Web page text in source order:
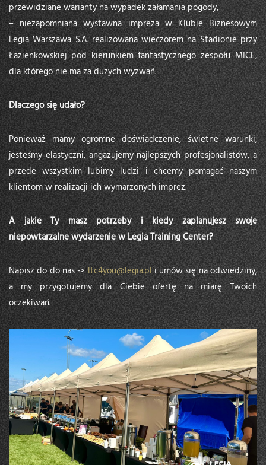
przewidziane warianty na wypadek załamania pogody,
– niezapomniana wystawna impreza w Klubie Biznesowym
Legia Warszawa S.A. realizowana wieczorem na Stadionie przy
Łazienkowskiej pod kierunkiem fantastycznego zespołu MICE,
dla którego nie ma za dużych wyzwań.
Dlaczego się udało?
Ponieważ mamy ogromne doświadczenie, świetne warunki,
jesteśmy elastyczni, angażujemy najlepszych profesjonalistów, a
przede wszystkim lubimy ludzi i chcemy pomagać naszym
klientom w realizacji ich wymarzonych imprez.
A jakie Ty masz potrzeby i kiedy zaplanujesz swoje
niepowtarzalne wydarzenie w Legia Training Center?
Napisz do do nas ->ltc4you@legia.pli umów się na odwiedziny,
a my przygotujemy dla Ciebie ofertę na miarę Twoich
oczekiwań.